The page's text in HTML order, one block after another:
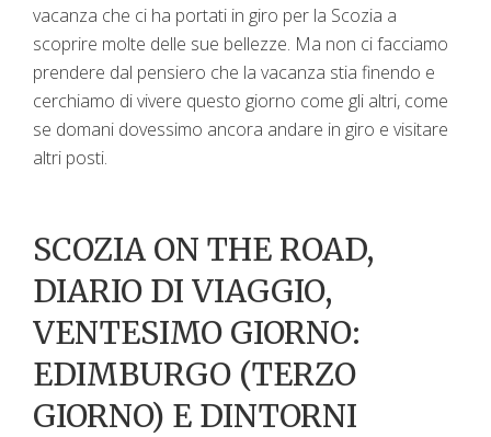
vacanza che ci ha portati in giro per la Scozia a
scoprire molte delle sue bellezze. Ma non ci facciamo
prendere dal pensiero che la vacanza stia finendo e
cerchiamo di vivere questo giorno come gli altri, come
se domani dovessimo ancora andare in giro e visitare
altri posti.
SCOZIA ON THE ROAD,
DIARIO DI VIAGGIO,
VENTESIMO GIORNO:
EDIMBURGO (TERZO
GIORNO) E DINTORNI